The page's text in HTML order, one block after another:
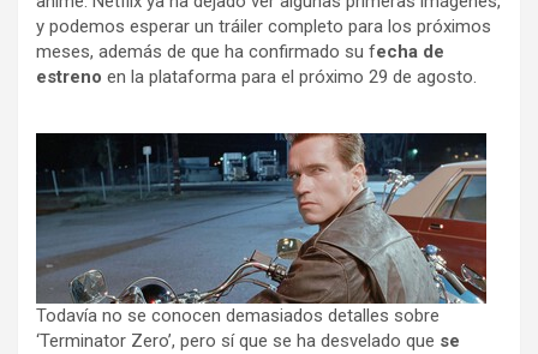
y podemos esperar un tráiler completo para los próximos
meses, además de que ha confirmado su fecha de
estreno en la plataforma para el próximo 29 de agosto.
Todavía no se conocen demasiados detalles sobre
‘Terminator Zero’, pero sí que se ha desvelado que se